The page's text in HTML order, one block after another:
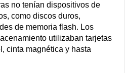
no tenían dispositivos de
como discos duros,
de memoria flash. Los
utilizaban tarjetas
cinta magnética y hasta